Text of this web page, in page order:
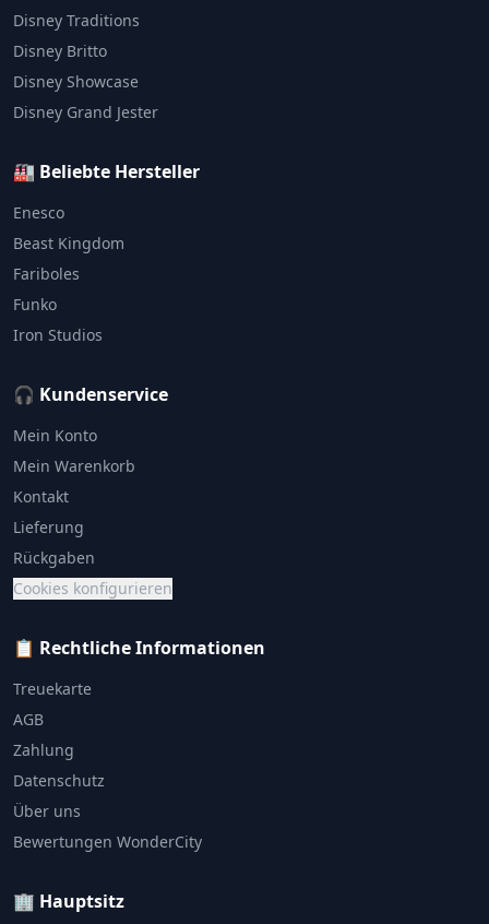
Disney Traditions
Disney Britto
Disney Showcase
Disney Grand Jester
🏭 Beliebte Hersteller
Enesco
Beast Kingdom
Fariboles
Funko
Iron Studios
🎧 Kundenservice
Mein Konto
Mein Warenkorb
Kontakt
Lieferung
Rückgaben
Cookies konfigurieren
📋 Rechtliche Informationen
Treuekarte
AGB
Zahlung
Datenschutz
Über uns
Bewertungen WonderCity
🏢 Hauptsitz